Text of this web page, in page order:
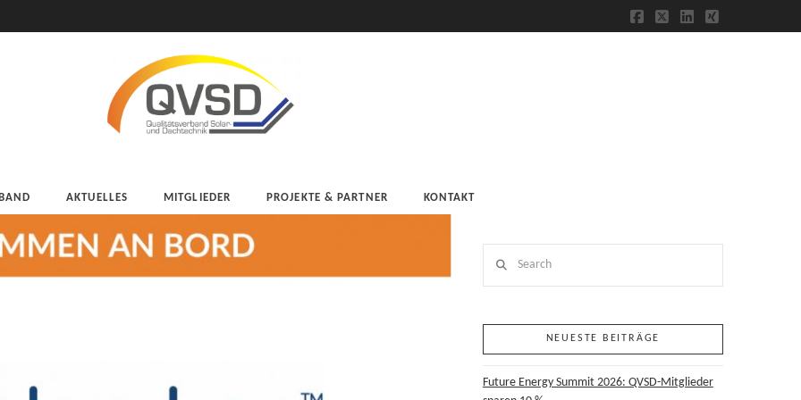
Facebook
X LinkedIn
XING
AKTUELLES MITGLIEDER PROJEKTE & PARTNER KONTAKT
NEUESTE BEITRÄGE
Future Energy Summit 2026: QVSD-Mitglieder